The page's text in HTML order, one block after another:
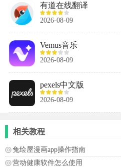
有道在线翻译
2026-08-09
Vemus音乐
2026-08-09
pexels中文版
2026-08-09
相关教程
兔绘屋漫画app操作指南
营动健康软件怎么使用